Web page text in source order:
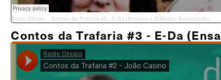
Radio Olisipo · Contos da Trafaria #3 - E-Da (Ensaios e Diálogos Associação)
Contos da Trafaria #3 - E-Da